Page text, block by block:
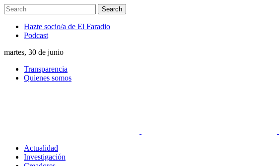
Hazte socio/a de El Faradio
Podcast
martes, 30 de junio
Transparencia
Quienes somos
Actualidad
Investigación